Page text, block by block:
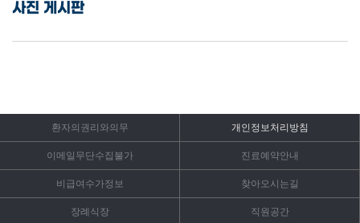
사진 게시판
환자의권리와의무 개인정보처리방침
이메일무단수집불가 진료예약안내
비급여수가정보 찾아오시는길
장례식장 직원공간